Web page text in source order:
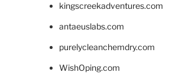
kingscreekadventures.com
antaeuslabs.com
purelycleanchemdry.com
WishOping.com